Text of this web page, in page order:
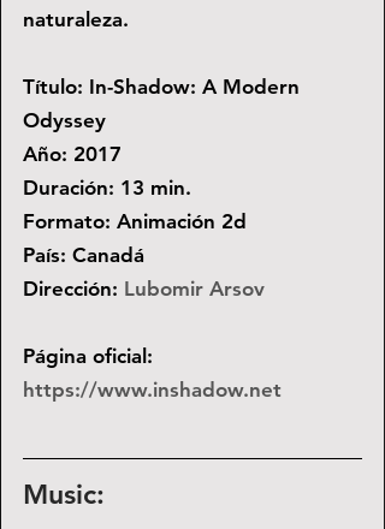
naturaleza.
Título: In-Shadow: A Modern
Odyssey
Año: 2017
Duración: 13 min.
Formato: Animación 2d
País: Canadá
Dirección: Lubomir Arsov
Página oficial:
https://www.inshadow.net
Music: